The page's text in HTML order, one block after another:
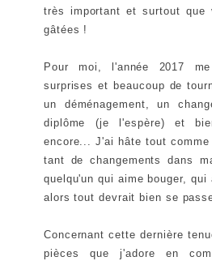
très important et surtout que
gâtées !
Pour moi, l'année 2017
surprises et beaucoup de
un déménagement, un
diplôme (je l'espère) et
encore... J'ai hâte tout
tant de changements dans
quelqu'un qui aime bouger, qui
alors tout devrait bien se
Concernant cette dernière
pièces que j'adore en